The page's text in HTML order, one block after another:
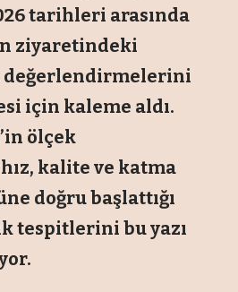
tarihleri arasında
ziyaretindeki
için kaleme aldı.
ölçek
kalite ve katma
doğru başlattığı
tespitlerini bu yazı